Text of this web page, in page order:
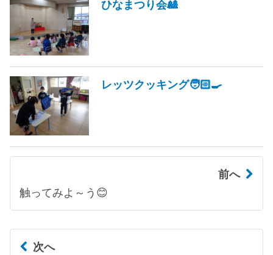
ひなまつり会🎎
レッツクッキング🧑🏻‍🍳
前へ
触ってみよ～う😊
次へ